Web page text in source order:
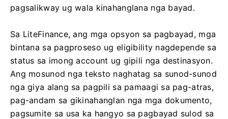
pagsalikway ug wala kinahanglana nga bayad.
Sa LiteFinance, ang mga opsyon sa pagbayad, mga
bintana sa pagproseso ug eligibility nagdepende sa
status sa imong account ug gipili nga destinasyon.
Ang mosunod nga teksto naghatag sa sunod-sunod
nga giya alang sa pagpili sa pamaagi sa pag-atras,
pag-andam sa gikinahanglan nga mga dokumento,
pagsumite sa usa ka hangyo sa pagbayad sulod sa